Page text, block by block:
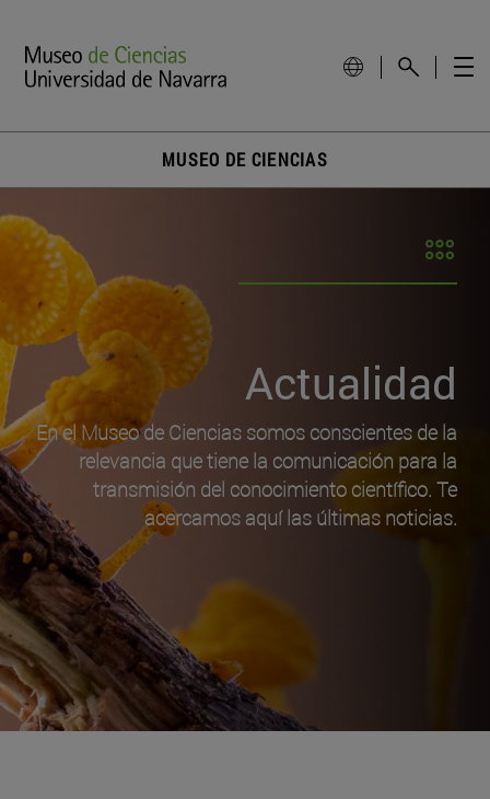
MUSEO DE CIENCIAS
Actualidad
En el Museo de Ciencias somos conscientes de la
relevancia que tiene la comunicación para la
transmisión del conocimiento científico. Te
acercamos aquí las últimas noticias.